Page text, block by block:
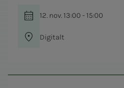
12. nov. 13:00 - 15:00
Digitalt